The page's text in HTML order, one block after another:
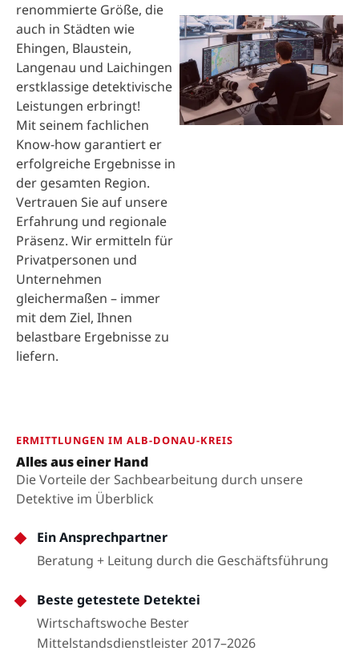
renommierte Größe, die
auch in Städten wie
Ehingen, Blaustein,
Langenau und Laichingen
erstklassige detektivische
Leistungen erbringt!
Mit seinem fachlichen
Know-how garantiert er
erfolgreiche Ergebnisse in
der gesamten Region.
Vertrauen Sie auf unsere
Erfahrung und regionale
Präsenz. Wir ermitteln für
Privatpersonen und
Unternehmen
gleichermaßen – immer
mit dem Ziel, Ihnen
belastbare Ergebnisse zu
liefern.
ERMITTLUNGEN IM ALB-DONAU-KREIS
Alles aus einer Hand
Die Vorteile der Sachbearbeitung durch unsere
Detektive im Überblick
Ein Ansprechpartner
Beratung + Leitung durch die Geschäftsführung
Beste getestete Detektei
Wirtschaftswoche Bester
Mittelstandsdienstleister 2017–2026